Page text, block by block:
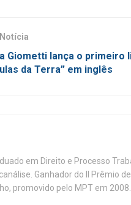
Giometti lança o primeiro
da Terra” em inglês
em Direito e Processo
Ganhador do II Prêmio
promovido pelo MPT em 2008.